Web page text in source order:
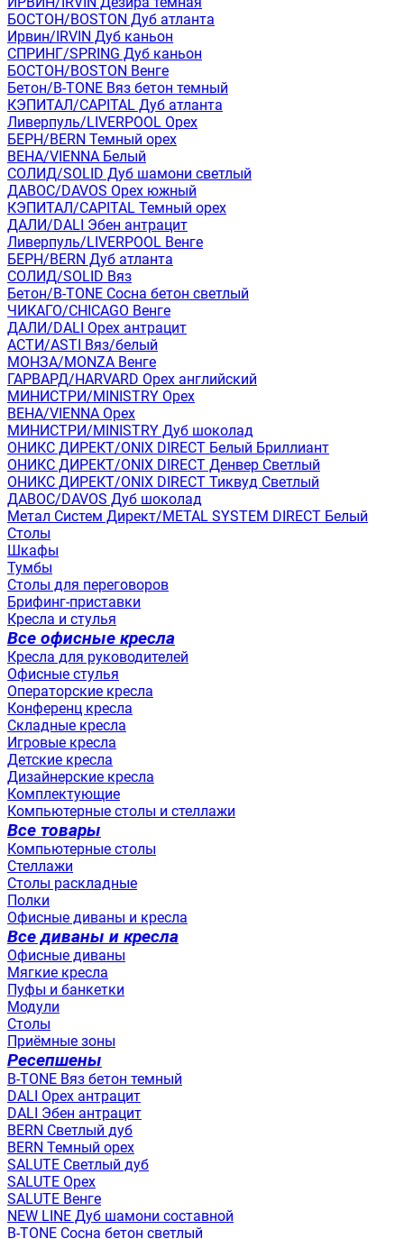
БОСТОН/BOSTON Дуб атланта
Ирвин/IRVIN Дуб каньон
СПРИНГ/SPRING Дуб каньон
БОСТОН/BOSTON Венге
Бетон/B-TONE Вяз бетон темный
КЭПИТАЛ/CAPITAL Дуб атланта
Ливерпуль/LIVERPOOL Орех
БЕРН/BERN Темный орех
ВЕНА/VIENNA Белый
СОЛИД/SOLID Дуб шамони светлый
ДАВОС/DAVOS Орех южный
КЭПИТАЛ/CAPITAL Темный орех
ДАЛИ/DALI Эбен антрацит
Ливерпуль/LIVERPOOL Венге
БЕРН/BERN Дуб атланта
СОЛИД/SOLID Вяз
Бетон/B-TONE Сосна бетон светлый
ЧИКАГО/CHICAGO Венге
ДАЛИ/DALI Орех антрацит
АСТИ/ASTI Вяз/белый
МОНЗА/MONZA Венге
ГАРВАРД/HARVARD Орех английский
МИНИСТРИ/MINISTRY Орех
ВЕНА/VIENNA Орех
МИНИСТРИ/MINISTRY Дуб шоколад
ОНИКС ДИРЕКТ/ONIX DIRECT Белый Бриллиант
ОНИКС ДИРЕКТ/ONIX DIRECT Денвер Светлый
ОНИКС ДИРЕКТ/ONIX DIRECT Тиквуд Светлый
ДАВОС/DAVOS Дуб шоколад
Метал Систем Директ/METAL SYSTEM DIRECT Белый
Столы
Шкафы
Тумбы
Столы для переговоров
Брифинг-приставки
Кресла и стулья
Все офисные кресла
Кресла для руководителей
Офисные стулья
Операторские кресла
Конференц кресла
Складные кресла
Игровые кресла
Детские кресла
Дизайнерские кресла
Комплектующие
Компьютерные столы и стеллажи
Все товары
Компьютерные столы
Стеллажи
Столы раскладные
Полки
Офисные диваны и кресла
Все диваны и кресла
Офисные диваны
Мягкие кресла
Пуфы и банкетки
Модули
Столы
Приёмные зоны
Ресепшены
B-TONE Вяз бетон темный
DALI Орех антрацит
DALI Эбен антрацит
BERN Светлый дуб
BERN Темный орех
SALUTE Светлый дуб
SALUTE Орех
SALUTE Венге
NEW LINE Дуб шамони составной
B-TONE Сосна бетон светлый